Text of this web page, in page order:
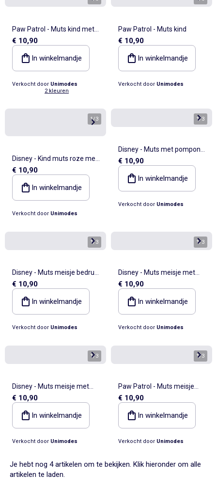
Paw Patrol - Muts kind met
pompon
€ 10,90
In winkelmandje
Verkocht door Unimodes
2 kleuren
Paw Patrol - Muts kind
€ 10,90
In winkelmandje
Verkocht door Unimodes
1/3
Disney - Kind muts roze met
pompon personage
€ 10,90
In winkelmandje
Verkocht door Unimodes
1/3
Disney - Muts met pompon
en patroon meisje
€ 10,90
In winkelmandje
Verkocht door Unimodes
1/3
Disney - Muts meisje bedrukt
met pompon
€ 10,90
In winkelmandje
Verkocht door Unimodes
1/3
Disney - Muts meisje met
pompon met patroon
€ 10,90
In winkelmandje
Verkocht door Unimodes
1/3
Disney - Muts meisje met
pompon met patroon
€ 10,90
In winkelmandje
Verkocht door Unimodes
1/3
Paw Patrol - Muts meisje
met pompon bedrukt
€ 10,90
In winkelmandje
Verkocht door Unimodes
Je hebt nog 4 artikelen om te bekijken. Klik hieronder om alle
artikelen te laden.